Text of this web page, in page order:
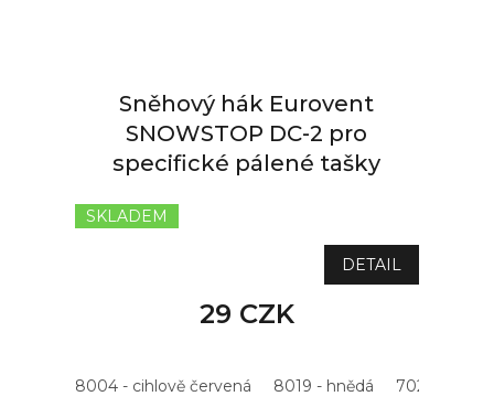
Sněhový hák Eurovent
SNOWSTOP DC-2 pro
specifické pálené tašky
SKLADEM
29 CZK
DETAIL
8004 - cihlově červená 8019 - hnědá 7021 -